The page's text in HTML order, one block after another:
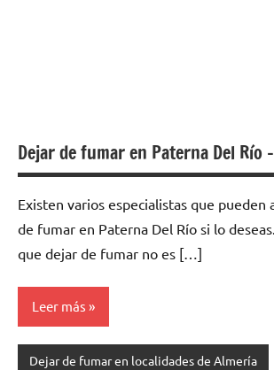
Dejar de fumar en Paterna Del Río
Existen varios especialistas quе pueden
dе fumar en Paterna Del Río ѕi lo
quе dejar dе fumar no es […]
Leer más
Dejar de fumar en localidades de Almería